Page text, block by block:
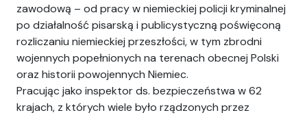
zawodową – od pracy w niemieckiej policji kryminalnej
po działalność pisarską i publicystyczną poświęconą
rozliczaniu niemieckiej przeszłości, w tym zbrodni
wojennych popełnionych na terenach obecnej Polski
oraz historii powojennych Niemiec.
Pracując jako inspektor ds. bezpieczeństwa w 62
krajach, z których wiele było rządzonych przez